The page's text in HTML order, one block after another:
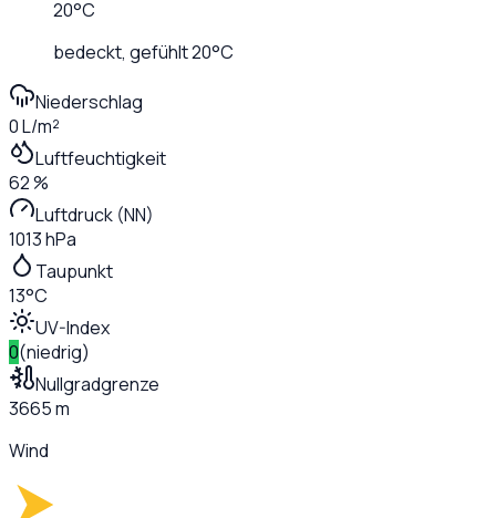
20°C
bedeckt, gefühlt20°C
Niederschlag
0 L/m²
Luftfeuchtigkeit
62 %
Luftdruck (NN)
1013 hPa
Taupunkt
13°C
UV-Index
0(niedrig)
Nullgradgrenze
3665 m
Wind